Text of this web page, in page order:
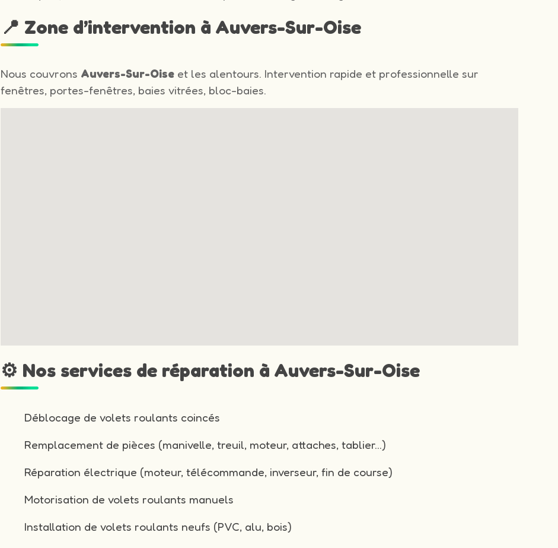
📍 Zone d’intervention à Auvers-Sur-Oise
Nous couvrons Auvers-Sur-Oise et les alentours. Intervention rapide et professionnelle sur
fenêtres, portes-fenêtres, baies vitrées, bloc-baies.
⚙️ Nos services de réparation à Auvers-Sur-Oise
Déblocage de volets roulants coincés
Remplacement de pièces (manivelle, treuil, moteur, attaches, tablier…)
Réparation électrique (moteur, télécommande, inverseur, fin de course)
Motorisation de volets roulants manuels
Installation de volets roulants neufs (PVC, alu, bois)